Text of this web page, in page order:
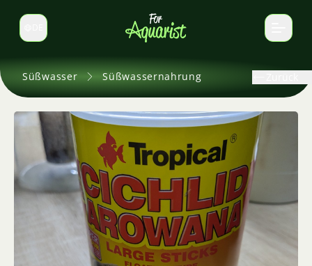
Sprache wechseln
Süßwasser Süßwassernahrung